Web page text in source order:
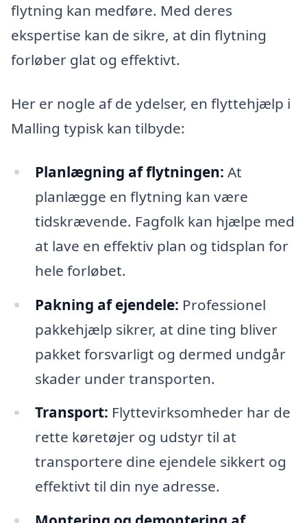
flytning kan medføre. Med deres
ekspertise kan de sikre, at din flytning
forløber glat og effektivt.
Her er nogle af de ydelser, en flyttehjælp i
Malling typisk kan tilbyde:
Planlægning af flytningen: At
planlægge en flytning kan være
tidskrævende. Fagfolk kan hjælpe med
at lave en effektiv plan og tidsplan for
hele forløbet.
Pakning af ejendele: Professionel
pakkehjælp sikrer, at dine ting bliver
pakket forsvarligt og dermed undgår
skader under transporten.
Transport: Flyttevirksomheder har de
rette køretøjer og udstyr til at
transportere dine ejendele sikkert og
effektivt til din nye adresse.